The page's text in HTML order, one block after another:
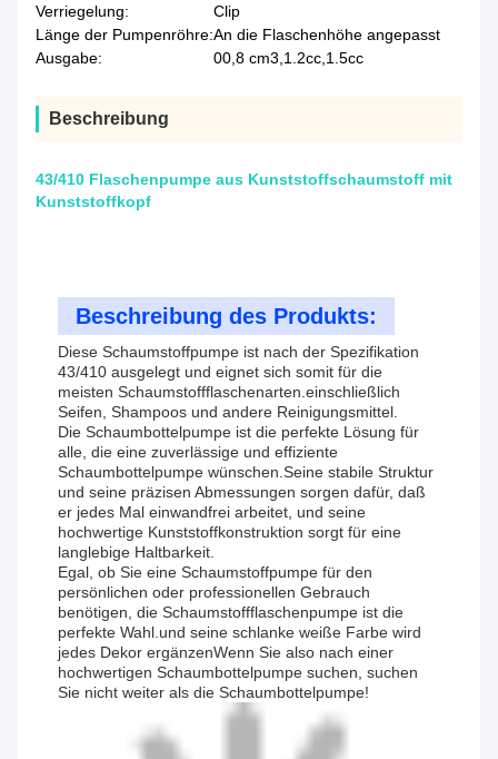
Verriegelung:
Clip
Länge der Pumpenröhre:An die Flaschenhöhe angepasst
Ausgabe:
00,8 cm3,1.2cc,1.5cc
Beschreibung
43/410 Flaschenpumpe aus Kunststoffschaumstoff mit
Kunststoffkopf
Beschreibung des Produkts:
Diese Schaumstoffpumpe ist nach der Spezifikation
43/410 ausgelegt und eignet sich somit für die
meisten Schaumstoffflaschenarten.einschließlich
Seifen, Shampoos und andere Reinigungsmittel.
Die Schaumbottelpumpe ist die perfekte Lösung für
alle, die eine zuverlässige und effiziente
Schaumbottelpumpe wünschen.Seine stabile Struktur
und seine präzisen Abmessungen sorgen dafür, daß
er jedes Mal einwandfrei arbeitet, und seine
hochwertige Kunststoffkonstruktion sorgt für eine
langlebige Haltbarkeit.
Egal, ob Sie eine Schaumstoffpumpe für den
persönlichen oder professionellen Gebrauch
benötigen, die Schaumstoffflaschenpumpe ist die
perfekte Wahl.und seine schlanke weiße Farbe wird
jedes Dekor ergänzenWenn Sie also nach einer
hochwertigen Schaumbottelpumpe suchen, suchen
Sie nicht weiter als die Schaumbottelpumpe!